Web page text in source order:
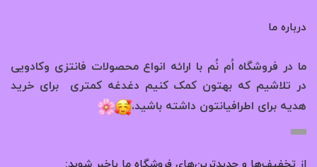
درباره ما
ما در فروشگاه اُم نُم با ارائه انواع محصولات فانتزی وکادویی
در تلاشیم که بهتون کمک کنیم دغدغه کمتری برای خرید
هدیه برای اطرافیانتون داشته باشید.